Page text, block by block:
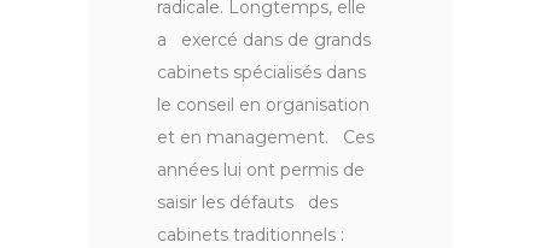
radicale. Longtemps, elle
a exercé dans de grands
cabinets spécialisés dans
le conseil en organisation
et en management. Ces
années lui ont permis de
saisir les défauts des
cabinets traditionnels :